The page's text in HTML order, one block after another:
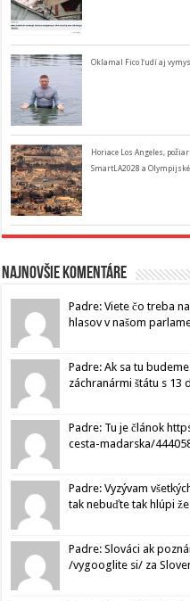
Oklamal Fico ľudí aj
Horiace Los Angeles,
SmartLA2028 a Olympijské
Najnovšie komentáre
Padre: Viete čo treba
hlasov v našom
Padre: Ak sa tu
záchranármi štátu s 13
Padre: Tu je článok
cesta-madarska/
Padre: Vyzývam
tak nebuďte tak hlúpi že
Padre: Slováci ak
/vygooglite si/ za